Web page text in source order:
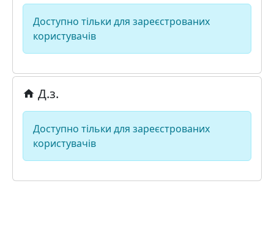
Доступно тільки для зареєстрованих
користувачів
Д.з.
Доступно тільки для зареєстрованих
користувачів